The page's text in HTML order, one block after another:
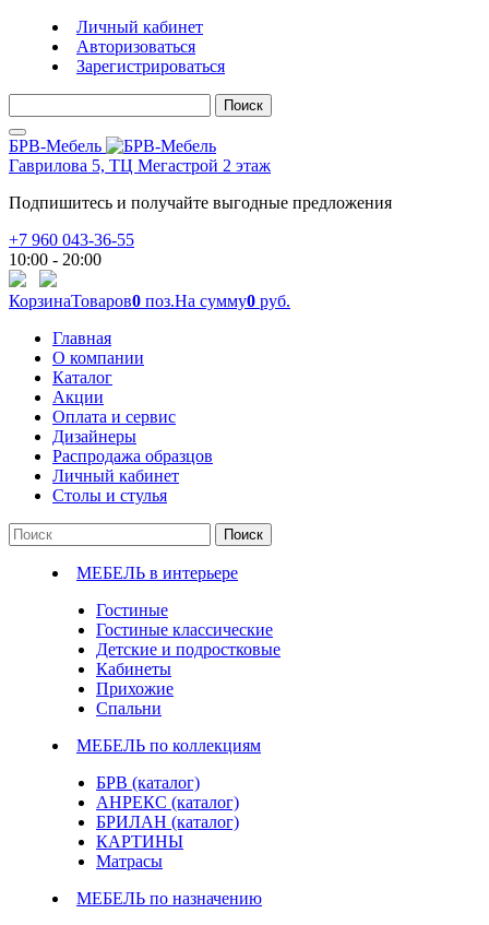
Личный кабинет
Авторизоваться
Зарегистрироваться
Поиск
БРВ-Мебель
Гаврилова 5, ТЦ Мегастрой 2 этаж
Подпишитесь и получайте выгодные предложения
+7 960 043-36-55
10:00 - 20:00
КорзинаТоваров0 поз.На сумму0 руб.
Главная
О компании
Каталог
Акции
Оплата и сервис
Дизайнеры
Распродажа образцов
Личный кабинет
Столы и стулья
Поиск
МЕБЕЛЬ в интерьере
Гостиные
Гостиные классические
Детские и подростковые
Кабинеты
Прихожие
Спальни
МЕБЕЛЬ по коллекциям
БРВ (каталог)
АНРЕКС (каталог)
БРИЛАН (каталог)
КАРТИНЫ
Матрасы
МЕБЕЛЬ по назначению